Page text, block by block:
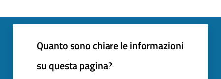
Quanto sono chiare le informazioni
su questa pagina?